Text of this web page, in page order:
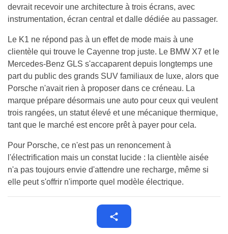
devrait recevoir une architecture à trois écrans, avec
instrumentation, écran central et dalle dédiée au passager.
Le K1 ne répond pas à un effet de mode mais à une
clientèle qui trouve le Cayenne trop juste. Le BMW X7 et le
Mercedes-Benz GLS s'accaparent depuis longtemps une
part du public des grands SUV familiaux de luxe, alors que
Porsche n'avait rien à proposer dans ce créneau. La
marque prépare désormais une auto pour ceux qui veulent
trois rangées, un statut élevé et une mécanique thermique,
tant que le marché est encore prêt à payer pour cela.
Pour Porsche, ce n'est pas un renoncement à
l'électrification mais un constat lucide : la clientèle aisée
n'a pas toujours envie d'attendre une recharge, même si
elle peut s'offrir n'importe quel modèle électrique.